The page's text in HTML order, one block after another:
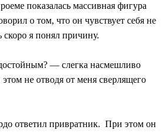
показалась массивная фигура
о том, что он чувствует себя не
скоро я понял причину.
― слегка насмешливо
не отводя от меня сверлящего
ответил привратник. При этом он